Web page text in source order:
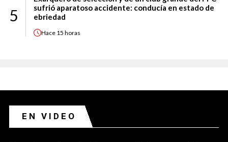
5
sufrió aparatoso accidente: conducía en estado de
ebriedad
Hace 15 horas
EN VIDEO